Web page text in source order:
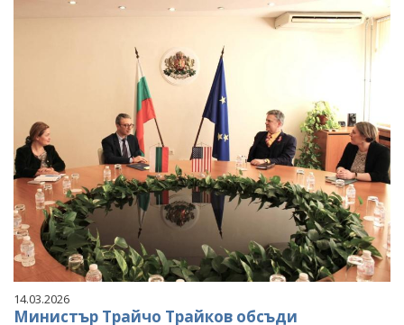
14.03.2026
Министър Трайчо Трайков обсъди